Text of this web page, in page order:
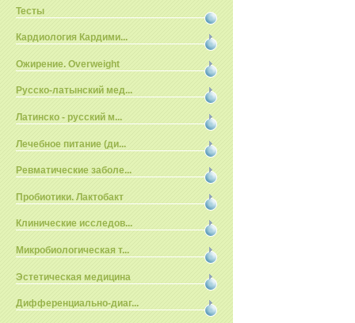
Тесты
Кардиология Кардими...
Ожирение. Overweight
Русско-латынский мед...
Латинско - русский м...
Лечебное питание (ди...
Ревматические заболе...
Пробиотики. Лактобакт
Клинические исследов...
Микробиологическая т...
Эстетическая медицина
Дифференциально-диаг...